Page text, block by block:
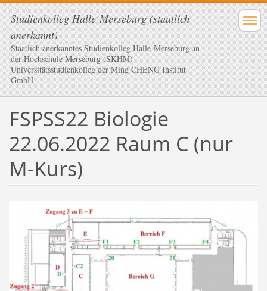
Studienkolleg Halle-Merseburg (staatlich
anerkannt)
Staatlich anerkanntes Studienkolleg Halle-Merseburg an
der Hochschule Merseburg (SKHM) -
Universitätsstudienkolleg der Ming CHENG Institut
GmbH
FSPSS22 Biologie
22.06.2022 Raum C (nur
M-Kurs)